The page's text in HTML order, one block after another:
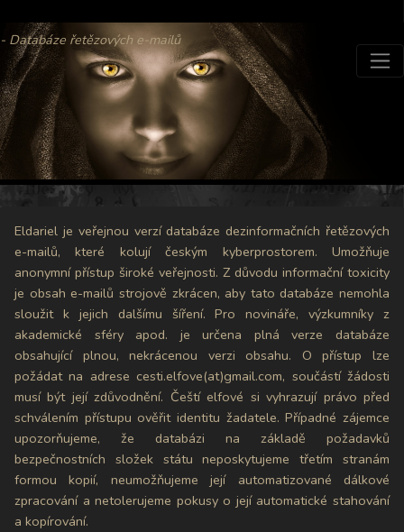
- Databáze řetězových e-mailů
Eldariel je veřejnou verzí databáze dezinformačních řetězových
e-mailů, které kolují českým kyberprostorem. Umožňuje
anonymní přístup široké veřejnosti. Z důvodu informační toxicity
je obsah e-mailů strojově zkrácen, aby tato databáze nemohla
sloužit k jejich dalšímu šíření. Pro novináře, výzkumníky z
akademické sféry apod. je určena plná verze databáze
obsahující plnou, nekrácenou verzi obsahu. O přístup lze
požádat na adrese cesti.elfove(at)gmail.com, součástí žádosti
musí být její zdůvodnění. Čeští elfové si vyhrazují právo před
schválením přístupu ověřit identitu žadatele. Případné zájemce
upozorňujeme, že databázi na základě požadavků
bezpečnostních složek státu neposkytujeme třetím stranám
formou kopií, neumožňujeme její automatizované dálkové
zpracování a netolerujeme pokusy o její automatické stahování
a kopírování.